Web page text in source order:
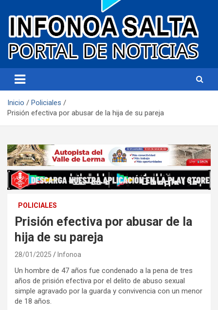
Infonoa Salta
Inicio
Policiales
Prisión efectiva por abusar de la hija de su pareja
POLICIALES
Prisión efectiva por abusar de la
hija de su pareja
28/01/2025 Infonoa
Un hombre de 47 años fue condenado a la pena de tres
años de prisión efectiva por el delito de abuso sexual
simple agravado por la guarda y convivencia con un menor
de 18 años.